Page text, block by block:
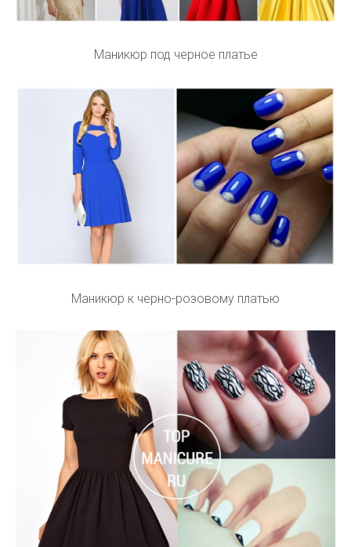
Маникюр под черное платье
Маникюр к черно-розовому платью